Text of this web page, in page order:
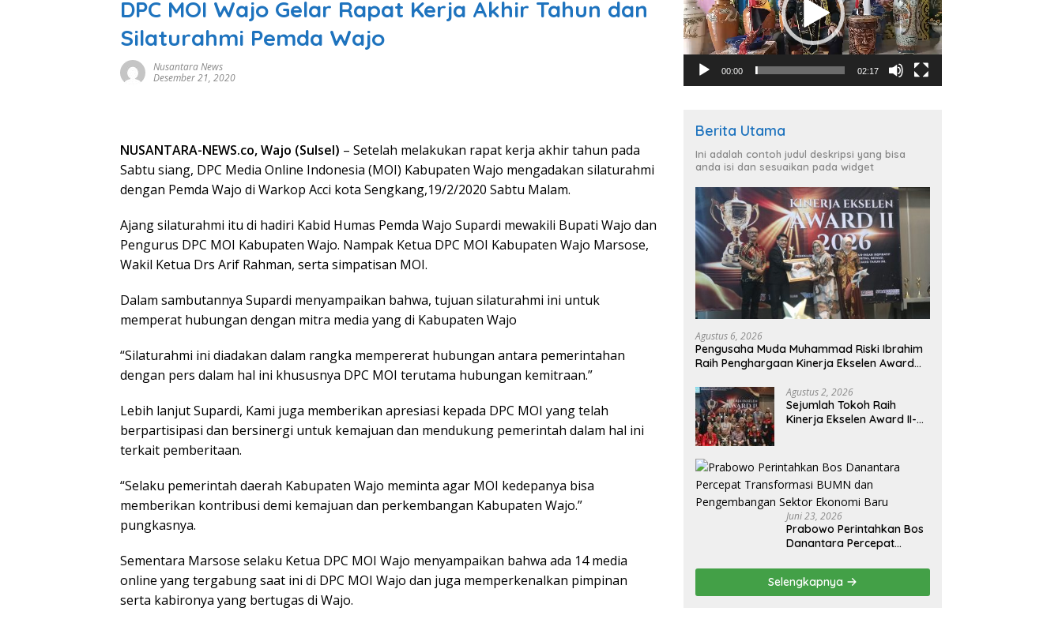
DPC MOI Wajo Gelar Rapat Kerja Akhir Tahun dan
Silaturahmi Pemda Wajo
Nusantara News
Desember 21, 2020
NUSANTARA-NEWS.co, Wajo (Sulsel) – Setelah melakukan rapat kerja akhir tahun pada
Sabtu siang, DPC Media Online Indonesia (MOI) Kabupaten Wajo mengadakan silaturahmi
dengan Pemda Wajo di Warkop Acci kota Sengkang,19/2/2020 Sabtu Malam.
Ajang silaturahmi itu di hadiri Kabid Humas Pemda Wajo Supardi mewakili Bupati Wajo dan
Pengurus DPC MOI Kabupaten Wajo. Nampak Ketua DPC MOI Kabupaten Wajo Marsose,
Wakil Ketua Drs Arif Rahman, serta simpatisan MOI.
Dalam sambutannya Supardi menyampaikan bahwa, tujuan silaturahmi ini untuk
memperat hubungan dengan mitra media yang di Kabupaten Wajo
“Silaturahmi ini diadakan dalam rangka mempererat hubungan antara pemerintahan
dengan pers dalam hal ini khususnya DPC MOI terutama hubungan kemitraan.”
Lebih lanjut Supardi, Kami juga memberikan apresiasi kepada DPC MOI yang telah
berpartisipasi dan bersinergi untuk kemajuan dan mendukung pemerintah dalam hal ini
terkait pemberitaan.
“Selaku pemerintah daerah Kabupaten Wajo meminta agar MOI kedepanya bisa
memberikan kontribusi demi kemajuan dan perkembangan Kabupaten Wajo.”
pungkasnya.
Sementara Marsose selaku Ketua DPC MOI Wajo menyampaikan bahwa ada 14 media
online yang tergabung saat ini di DPC MOI Wajo dan juga memperkenalkan pimpinan
serta kabironya yang bertugas di Wajo.
00:00 02:17
Berita Utama
Ini adalah contoh judul deskripsi yang bisa
anda isi dan sesuaikan pada widget
Agustus 6, 2026
Pengusaha Muda Muhammad Riski Ibrahim
Raih Penghargaan Kinerja Ekselen Award
Agustus 2, 2026
Sejumlah Tokoh Raih
Kinerja Ekselen Award II-
Juni 23, 2026
Prabowo Perintahkan Bos
Danantara Percepat
Pengembangan Sektor
Ekonomi Baru
Selengkapnya